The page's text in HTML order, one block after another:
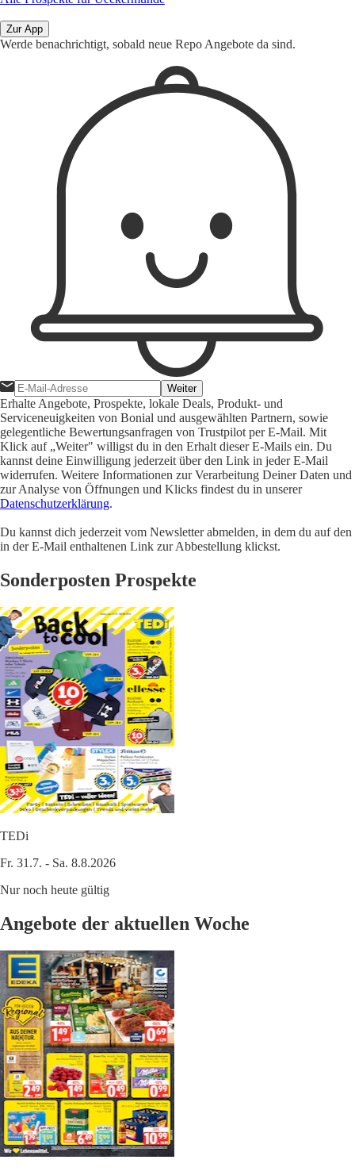
Zur App
Werde benachrichtigt, sobald neue Repo Angebote da sind.
Weiter
Erhalte Angebote, Prospekte, lokale Deals, Produkt- und
Serviceneuigkeiten von Bonial und ausgewählten Partnern, sowie
gelegentliche Bewertungsanfragen von Trustpilot per E-Mail. Mit
Klick auf „Weiter" willigst du in den Erhalt dieser E-Mails ein. Du
kannst deine Einwilligung jederzeit über den Link in jeder E-Mail
widerrufen. Weitere Informationen zur Verarbeitung Deiner Daten und
zur Analyse von Öffnungen und Klicks findest du in unserer
Datenschutzerklärung.
Du kannst dich jederzeit vom Newsletter abmelden, in dem du auf den
in der E-Mail enthaltenen Link zur Abbestellung klickst.
Sonderposten Prospekte
TEDi
Fr. 31.7. - Sa. 8.8.2026
Nur noch heute gültig
Angebote der aktuellen Woche